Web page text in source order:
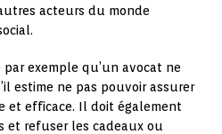
acteurs du monde
exemple qu’un avocat ne
estime ne pas pouvoir assurer
et efficace. Il doit également
et refuser les cadeaux ou